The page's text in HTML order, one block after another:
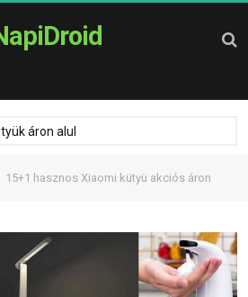
áron alul
15+1 hasznos Xiaomi kütyü akciós áron